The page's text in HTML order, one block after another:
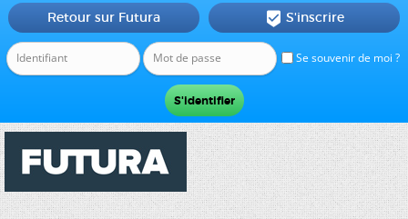
Se souvenir de moi ?
Retour sur Futura  S'inscrire